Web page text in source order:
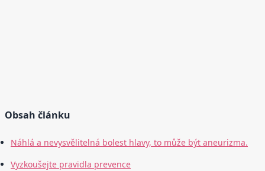
Obsah článku
Náhlá a nevysvělitelná bolest hlavy, to může být aneurizma.
Vyzkoušejte pravidla prevence